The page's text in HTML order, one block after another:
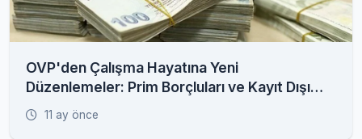
OVP'den Çalışma Hayatına Yeni
Düzenlemeler: Prim Borçluları ve Kayıt Dışı
İstihdam Radarda
11 ay önce